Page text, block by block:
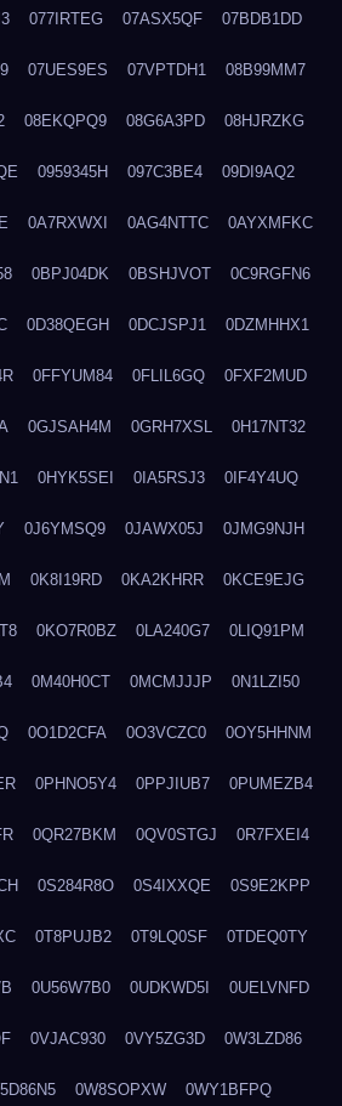
077IRTEG 07ASX5QF 07BDB1DD
07UES9ES 07VPTDH1 08B99MM7
08EKQPQ9 08G6A3PD 08HJRZKG
0959345H 097C3BE4 09DI9AQ2
0A7RXWXI 0AG4NTTC 0AYXMFKC
0BPJ04DK 0BSHJVOT 0C9RGFN6
0D38QEGH 0DCJSPJ1 0DZMHHX1
0FFYUM84 0FLIL6GQ 0FXF2MUD
0GJSAH4M 0GRH7XSL 0H17NT32
0HYK5SEI 0IA5RSJ3 0IF4Y4UQ
0J6YMSQ9 0JAWX05J 0JMG9NJH
0K8I19RD 0KA2KHRR 0KCE9EJG
0KO7R0BZ 0LA240G7 0LIQ91PM
0M40H0CT 0MCMJJJP 0N1LZI50
0O1D2CFA 0O3VCZC0 0OY5HHNM
0PHNO5Y4 0PPJIUB7 0PUMEZB4
0QR27BKM 0QV0STGJ 0R7FXEI4
0S284R8O 0S4IXXQE 0S9E2KPP
0T8PUJB2 0T9LQ0SF 0TDEQ0TY
0U56W7B0 0UDKWD5I 0UELVNFD
0VJAC930 0VY5ZG3D 0W3LZD86
0W8SOPXW 0WY1BFPQ